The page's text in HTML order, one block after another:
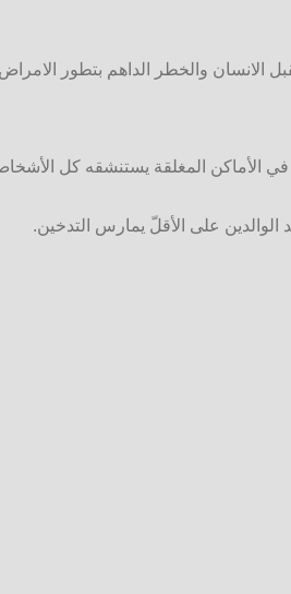
الانسان والخطر الداهم بتطور
أنّ دخان التبغ المنتشر في الأماكن المغلقة